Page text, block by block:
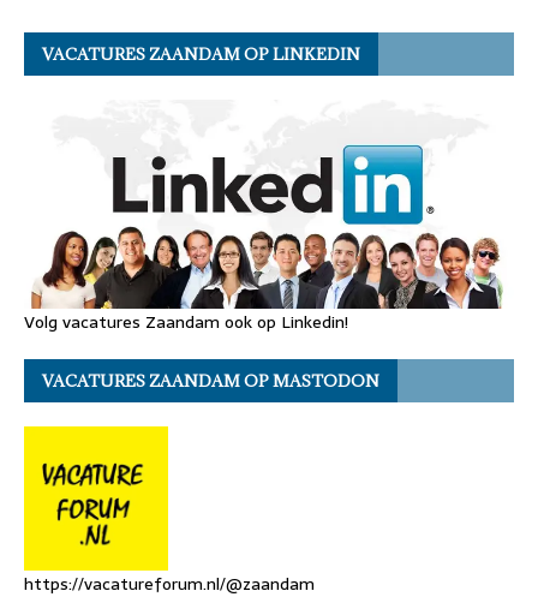
VACATURES ZAANDAM OP LINKEDIN
Volg vacatures Zaandam ook op Linkedin!
VACATURES ZAANDAM OP MASTODON
https://vacatureforum.nl/@zaandam